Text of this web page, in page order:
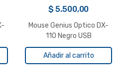
$ 5.500,00
Mouse Genius Optico DX-
110 Negro USB
Añadir al carrito